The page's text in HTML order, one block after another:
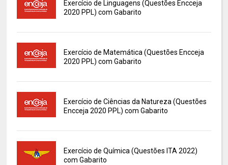
Exercício de Linguagens (Questões Encceja
2020 PPL) com Gabarito
Exercício de Matemática (Questões Encceja
2020 PPL) com Gabarito
Exercício de Ciências da Natureza (Questões
Encceja 2020 PPL) com Gabarito
Exercício de Química (Questões ITA 2022)
com Gabarito